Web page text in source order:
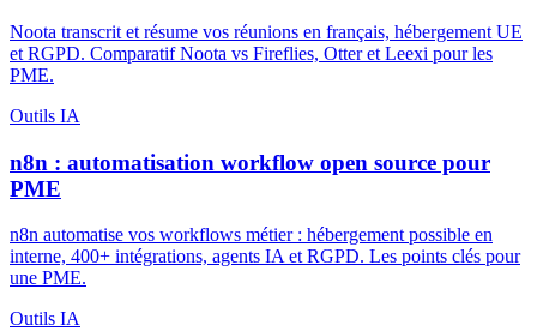
Noota transcrit et résume vos réunions en français, hébergement UE
et RGPD. Comparatif Noota vs Fireflies, Otter et Leexi pour les
PME.
Outils IA
n8n : automatisation workflow open source pour
PME
n8n automatise vos workflows métier : hébergement possible en
interne, 400+ intégrations, agents IA et RGPD. Les points clés pour
une PME.
Outils IA